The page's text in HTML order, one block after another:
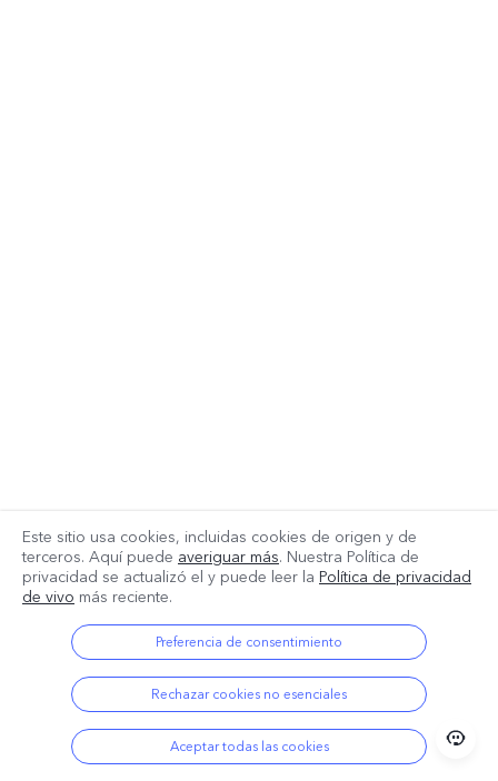
Este sitio usa cookies, incluidas cookies de origen y de
terceros. Aquí puede averiguar más. Nuestra Política de
privacidad se actualizó el y puede leer la Política de privacidad
de vivo más reciente.
Preferencia de consentimiento
Rechazar cookies no esenciales
Aceptar todas las cookies